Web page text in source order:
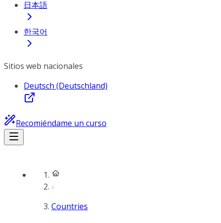
日本語
한국어
Sitios web nacionales
Deutsch (Deutschland)
Recomiéndame un curso
Countries